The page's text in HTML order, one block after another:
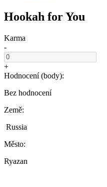
Hookah for You
Karma
-
+
Hodnocení (body):
Bez hodnocení
Země:
Russia
Město:
Ryazan